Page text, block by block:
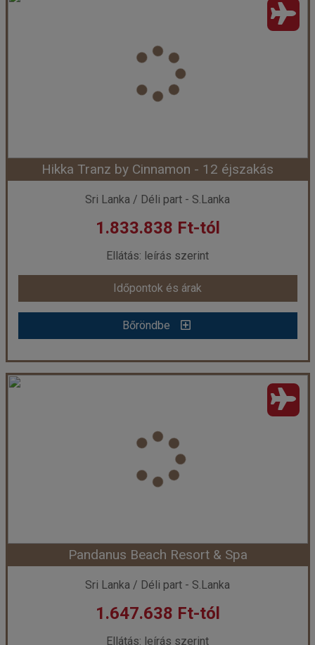
Város: Kalutara
Utazás módja:
Repülővel
leírás szerint
Szálláskategória: Hotel *****
DOUBLE DELUXE OCEAN VIEW - Deluxe Ocean View Room
Időpont: 2026-08-12 | 5 éj
már 2.081.618 Ft-tól
Időpontok és árak
Bőröndbe
Hikka Tranz by Cinnamon - 12 éjszakás
Sri Lanka / Déli part - S.Lanka
1.833.838 Ft-tól
Ellátás: leírás szerint
Időpontok és árak
Bőröndbe
Hikka Tranz by Cinnamon - 12 éjszakás
Város:Hikkaduwa
Utazás módja:
Repülővel
leírás szerint
Szálláskategória:Hotel ****
DOUBLE SUPERIOR - Superior Twin Ocean View Room Double
Időpont: 2026-08-12 | 12 éj
már 1.833.838 Ft-tól
Pandanus Beach Resort & Spa
Sri Lanka / Déli part - S.Lanka
1.647.638 Ft-tól
Ellátás: leírás szerint